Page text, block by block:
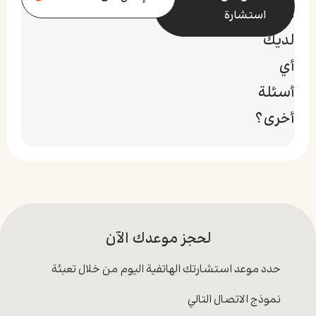
اتباع تعليمات العناية بعد الجلسة مثل تجنب
التعرض المباشر للشمس واستخدام الكريمات
المرطبة.
موجو في بادرا بميزة فعالية أكبر مقارنةً بالأجهزة
إشراف متخصصين، ما يجعل التأثير أقوى وأسرع.
بالإضافة إلى أن الأجهزة في المراكز تستخدم طاقة
هل
لديك
أي
أسئلة
أخرى؟
استشارة
لحجز موعدك الآن
حدد موعد استشارتك الهاتفية اليوم من خلال تعبئة
نموذج الاتصال التالي